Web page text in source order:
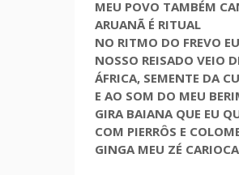
MEU POVO TAMBÉM
ARUANÃ É RITUAL
NO RITMO DO FREVO
NOSSO REISADO VEIO
ÁFRICA, SEMENTE DA
E AO SOM DO MEU
GIRA BAIANA QUE EU
COM PIERRÔS E
GINGA MEU ZÉ